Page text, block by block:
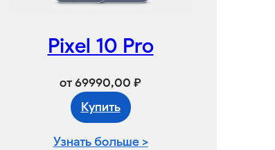
Pixel 10 Pro
от69990,00 ₽
Купить
Узнать больше>